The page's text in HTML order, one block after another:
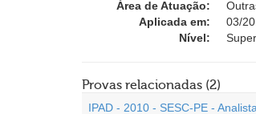
Área de Atuação:
Aplicada em:
03/
Nível:
Provas relacionadas (2)
IPAD - 2010 - SESC-PE -